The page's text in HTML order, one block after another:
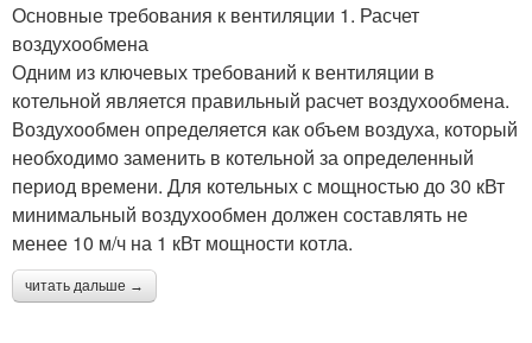
Основные требования к вентиляции 1. Расчет
воздухообмена
Одним из ключевых требований к вентиляции в
котельной является правильный расчет воздухообмена.
Воздухообмен определяется как объем воздуха, который
необходимо заменить в котельной за определенный
период времени. Для котельных с мощностью до 30 кВт
минимальный воздухообмен должен составлять не
менее 10 м/ч на 1 кВт мощности котла.
читать дальше →